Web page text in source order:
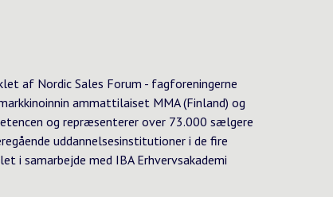
af Nordic Sales Forum - fagforeningerne
ammattilaiset MMA (Finland) og
og repræsenterer over 73.000 sælgere
uddannelsesinstitutioner i de fire
i samarbejde med IBA Erhvervsakademi